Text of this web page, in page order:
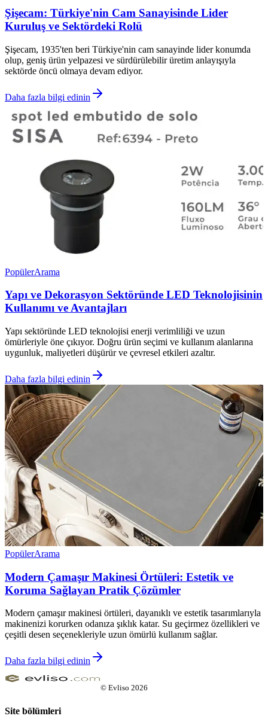
Şişecam: Türkiye'nin Cam Sanayisinde Lider
Kuruluş ve Sektördeki Rolü
Şişecam, 1935'ten beri Türkiye'nin cam sanayinde lider konumda
olup, geniş ürün yelpazesi ve sürdürülebilir üretim anlayışıyla
sektörde öncü olmaya devam ediyor.
Daha fazla bilgi edinin
PopülerArama
Yapı ve Dekorasyon Sektöründe LED Teknolojisinin
Kullanımı ve Avantajları
Yapı sektöründe LED teknolojisi enerji verimliliği ve uzun
ömürleriyle öne çıkıyor. Doğru ürün seçimi ve kullanım alanlarına
uygunluk, maliyetleri düşürür ve çevresel etkileri azaltır.
Daha fazla bilgi edinin
PopülerArama
Modern Çamaşır Makinesi Örtüleri: Estetik ve
Koruma Sağlayan Pratik Çözümler
Modern çamaşır makinesi örtüleri, dayanıklı ve estetik tasarımlarıyla
makinenizi korurken odanıza şıklık katar. Su geçirmez özellikleri ve
çeşitli desen seçenekleriyle uzun ömürlü kullanım sağlar.
Daha fazla bilgi edinin
© Evliso 2026
Site bölümleri